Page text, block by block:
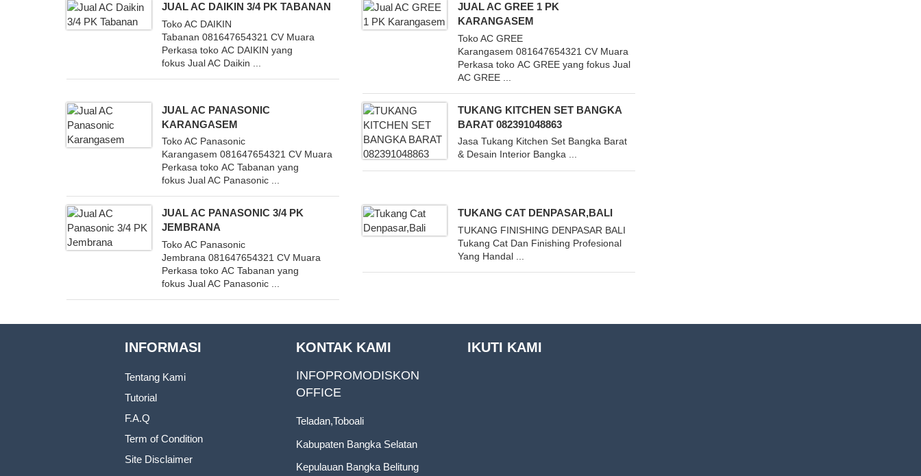
JUAL AC DAIKIN 3/4 PK TABANAN
Toko AC DAIKIN
Tabanan 081647654321 CV Muara
Perkasa toko AC DAIKIN yang
fokus Jual AC Daikin ...
JUAL AC GREE 1 PK
KARANGASEM
Toko AC GREE
Karangasem 081647654321 CV Muara
Perkasa toko AC GREE yang fokus Jual
AC GREE ...
JUAL AC PANASONIC
KARANGASEM
Toko AC Panasonic
Karangasem 081647654321 CV Muara
Perkasa toko AC Tabanan yang
fokus Jual AC Panasonic ...
TUKANG KITCHEN SET BANGKA
BARAT 082391048863
Jasa Tukang Kitchen Set Bangka Barat
& Desain Interior Bangka ...
JUAL AC PANASONIC 3/4 PK
JEMBRANA
Toko AC Panasonic
Jembrana 081647654321 CV Muara
Perkasa toko AC Tabanan yang
fokus Jual AC Panasonic ...
TUKANG CAT DENPASAR,BALI
TUKANG FINISHING DENPASAR BALI
Tukang Cat Dan Finishing Profesional
Yang Handal ...
INFORMASI
Tentang Kami
Tutorial
F.A.Q
Term of Condition
Site Disclaimer
KONTAK KAMI
INFOPROMODISKON
OFFICE
Teladan,Toboali
Kabupaten Bangka Selatan
Kepulauan Bangka Belitung
IKUTI KAMI